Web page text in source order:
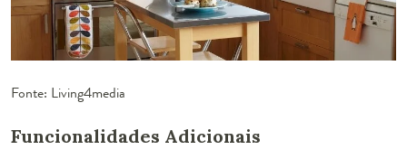
Fonte: Living4media
Funcionalidades Adicionais